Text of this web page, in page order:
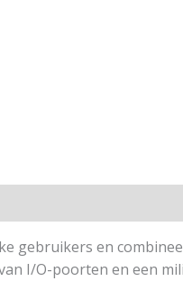
gebruikers en
I/O-poorten en een